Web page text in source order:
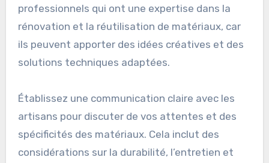
professionnels qui ont une expertise dans la
rénovation et la réutilisation de matériaux, car
ils peuvent apporter des idées créatives et des
solutions techniques adaptées.
Établissez une communication claire avec les
artisans pour discuter de vos attentes et des
spécificités des matériaux. Cela inclut des
considérations sur la durabilité, l’entretien et